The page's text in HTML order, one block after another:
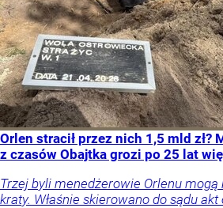
Orlen stracił przez nich 1,5 mld zł?
z czasów Obajtka grozi po 25 lat
Trzej byli menedżerowie Orlenu mogą
kraty. Właśnie skierowano do sądu